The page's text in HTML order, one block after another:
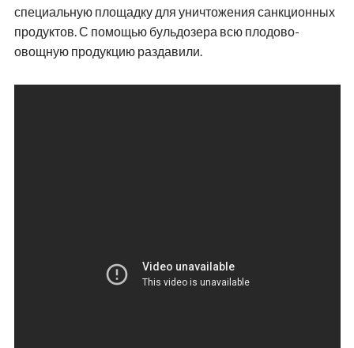
специальную площадку для уничтожения санкционных
продуктов. С помощью бульдозера всю плодово-
овощную продукцию раздавили.